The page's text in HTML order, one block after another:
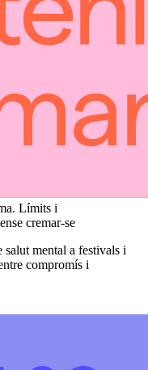
Límits i
cremar-se
salut mental a festivals i
compromís i